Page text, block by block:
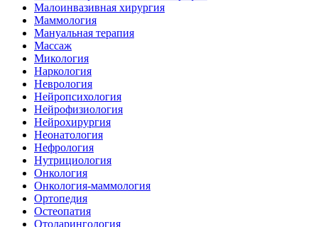
Малоинвазивная хирургия
Маммология
Мануальная терапия
Массаж
Микология
Наркология
Неврология
Нейропсихология
Нейрофизиология
Нейрохирургия
Неонатология
Нефрология
Нутрициология
Онкология
Онкология-маммология
Ортопедия
Остеопатия
Отоларингология